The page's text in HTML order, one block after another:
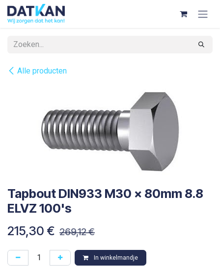
Overslaan naar inhoud
Alle producten
Tapbout DIN933 M30 x 80mm 8.8
ELVZ 100's
215,30 € 269,12€
In winkelmandje